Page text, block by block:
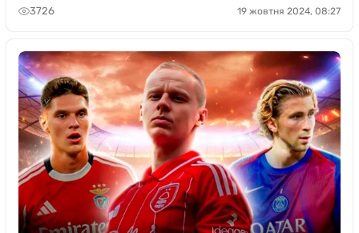
3726 19 жовтня 2024, 08:27